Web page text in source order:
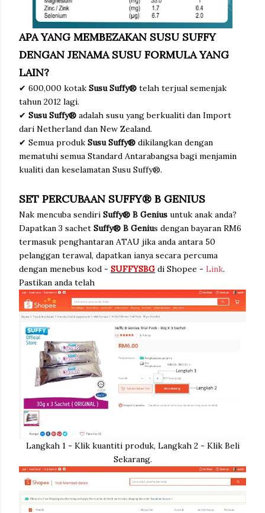
APA YANG MEMBEZAKAN SUSU SUFFY
DENGAN JENAMA SUSU FORMULA YANG
LAIN?
✔ 600,000 kotak Susu Suffy® telah terjual semenjak
tahun 2012 lagi.
✔ Susu Suffy® adalah susu yang berkualiti dan Import
dari Netherland dan New Zealand.
✔ Semua produk Susu Suffy® dikilangkan dengan
mematuhi semua Standard Antarabangsa bagi menjamin
kualiti dan keselamatan Susu Suffy®.
SET PERCUBAAN SUFFY® B GENIUS
Nak mencuba sendiri Suffy® B Genius untuk anak anda?
Dapatkan 3 sachet Suffy® B Genius dengan bayaran RM6
termasuk penghantaran ATAU jika anda antara 50
pelanggan terawal, dapatkan ianya secara percuma
dengan menebus kod - SUFFYSBG di Shopee - Link.
Pastikan anda telah
Langkah 1 - Klik kuantiti produk, Langkah 2 - Klik Beli
Sekarang.